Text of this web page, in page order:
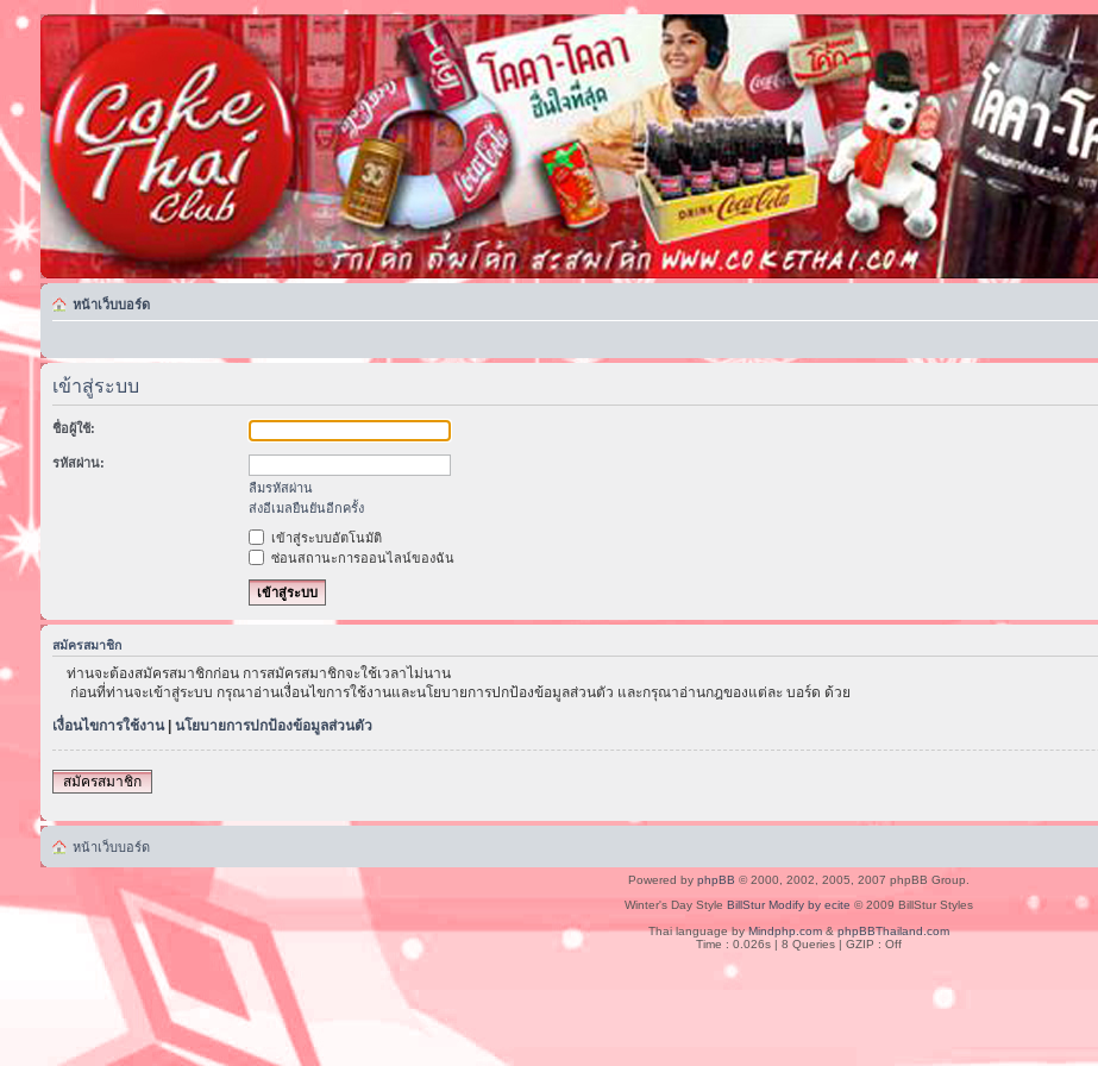
หน้าเว็บบอร์ด
เข้าสู่ระบบ
ชื่อผู้ใช้:
รหัสผ่าน:
ลืมรหัสผ่าน
ส่งอีเมลยืนยันอีกครั้ง
เข้าสู่ระบบอัตโนมัติ
ซ่อนสถานะการออนไลน์ของฉัน
สมัครสมาชิก
ท่านจะต้องสมัครสมาชิกก่อน การสมัครสมาชิกจะใช้เวลาไม่นาน
ก่อนที่ท่านจะเข้าสู่ระบบ กรุณาอ่านเงื่อนไขการใช้งานและนโยบายการปกป้องข้อมูลส่วนตัว และกรุณาอ่านกฎของแต่ละ บอร์ด ด้วย
เงื่อนไขการใช้งาน| นโยบายการปกป้องข้อมูลส่วนตัว
สมัครสมาชิก
หน้าเว็บบอร์ด
Powered byphpBB © 2000, 2002, 2005, 2007 phpBB Group.
Winter's Day StyleBillStur Modify by ecite © 2009 BillStur Styles
Thai language byMindphp.com&phpBBThailand.com
Time : 0.026s | 8 Queries | GZIP : Off